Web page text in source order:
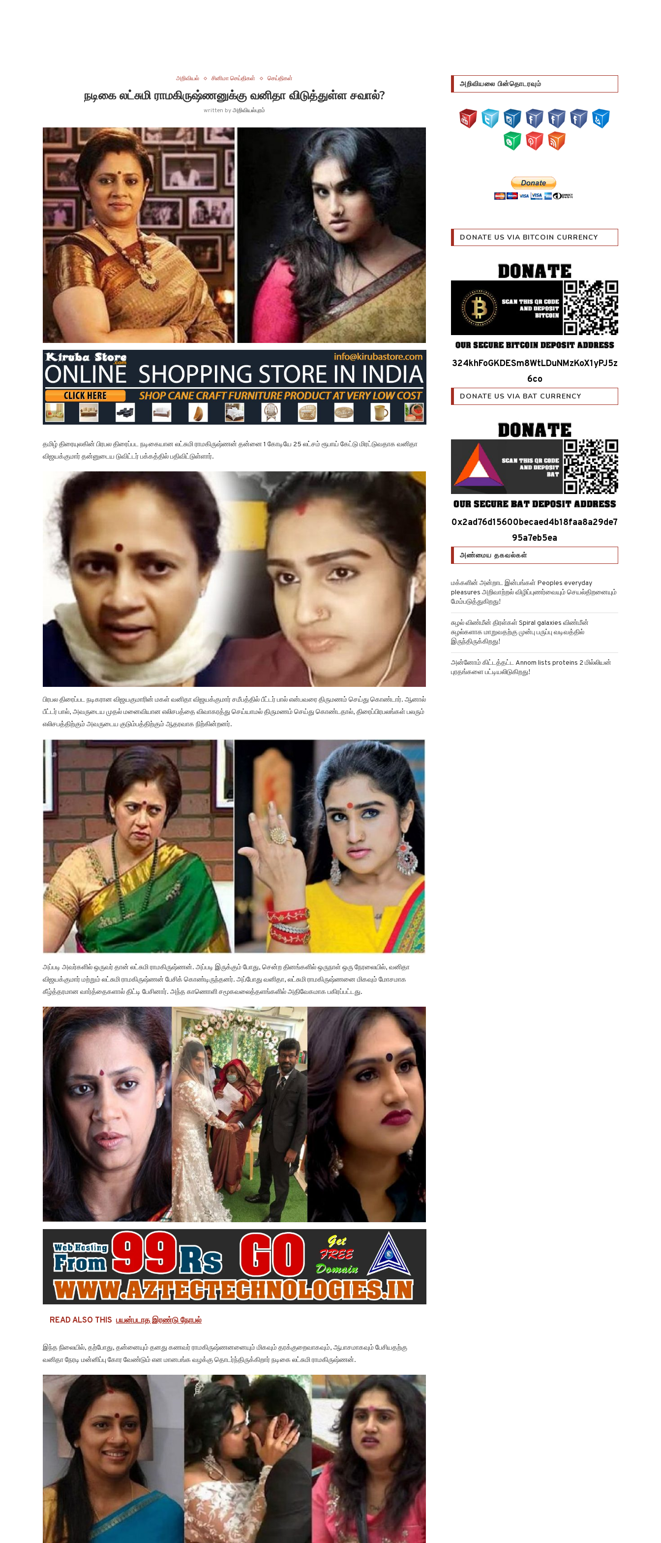
அறிவியல் சினிமா செய்திகள் செய்திகள்
நடிகை லட்சுமி ராமகிருஷ்ணனுக்கு வனிதா விடுத்துள்ள சவால்?
written byஅறிவியல்புரம்
தமிழ் திரையுலகின் பிரபல திரைப்பட நடிகையான லட்சுமி ராமகிருஷ்ணன் தன்னை 1 கோடியே 25 லட்சம் ரூபாய் கேட்டு மிரட்டுவதாக வனிதா
விஜயக்குமார் தன்னுடைய டுவிட்டர் பக்கத்தில் பதிவிட்டுள்ளார்.
பிரபல திரைப்பட நடிகரான விஜயகுமாரின் மகள் வனிதா விஜயக்குமார் சமீபத்தில் பீட்டர் பால் என்பவரை திருமணம் செய்து கொண்டார். ஆனால்
பீட்டர் பால், அவருடைய முதல் மனைவியான எலிசபத்தை விவாகரத்து செய்யாமல் திருமணம் செய்து கொண்டதால், திரைப்பிரபலங்கள் பலரும்
எலிசபத்திற்கும் அவருடைய குடும்பத்திற்கும் ஆதரவாக நிற்கின்றனர்.
அப்படி அவர்களில் ஒருவர் தான் லட்சுமி ராமகிருஷ்ணன். அப்படி இருக்கும் போது, சென்ற தினங்களில் ஒருநாள் ஒரு நேரலையில், வனிதா
விஜயக்குமார் மற்றும் லட்சுமி ராமகிருஷ்ணன் பேசிக் கொண்டிருந்தனர். அப்போது வனிதா, லட்சுமி ராமகிருஷ்ணனை மிகவும் மோசமாக
கீழ்த்தரமான வார்த்தைகளால் திட்டி பேசினார். அந்த காணொளி சமூகவலைத்தளங்களில் அதிவேகமாக பகிரப்பட்டது.
READ ALSO THIS பயன்படாத இரண்டு நோபல்
இந்த நிலையில், தற்போது, தன்னையும் தனது கணவர் ராமகிருஷ்ணனனையும் மிகவும் தரக்குறைவாகவும், ஆபாசமாகவும் பேசியதற்கு
வனிதா நேரடி மன்னிப்பு கோர வேண்டும் என மானபங்க வழக்கு தொடர்ந்திருக்கிறார் நடிகை லட்சுமி ராமகிருஷ்ணன்.
அறிவியலை பின்தொடரவும்
DONATE US VIA BITCOIN CURRENCY
324khFoGKDESm8WtLDuNMzKoX1yPJ5z
6co
DONATE US VIA BAT CURRENCY
0x2ad76d15600becaed4b18faa8a29de7
95a7eb5ea
அண்மைய தகவல்கள்
மக்களின் அன்றாட இன்பங்கள் Peoples everyday
pleasures அறிவாற்றல் விழிப்புணர்வையும் செயல்திறனையும்
மேம்படுத்துகிறது!
சுழல் விண்மீன் திரள்கள் Spiral galaxies விண்மீன்
சுழல்களாக மாறுவதற்கு முன்பு பருப்பு வடிவத்தில்
இருந்திருக்கிறது!
அன்னோம் கிட்டத்தட்ட Annom lists proteins 2 மில்லியன்
புரதங்களை பட்டியலிடுகிறது!